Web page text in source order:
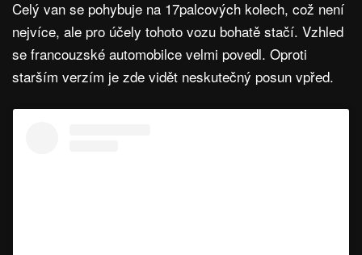
Celý van se pohybuje na 17palcových kolech, což není
nejvíce, ale pro účely tohoto vozu bohatě stačí. Vzhled
se francouzské automobilce velmi povedl. Oproti
starším verzím je zde vidět neskutečný posun vpřed.